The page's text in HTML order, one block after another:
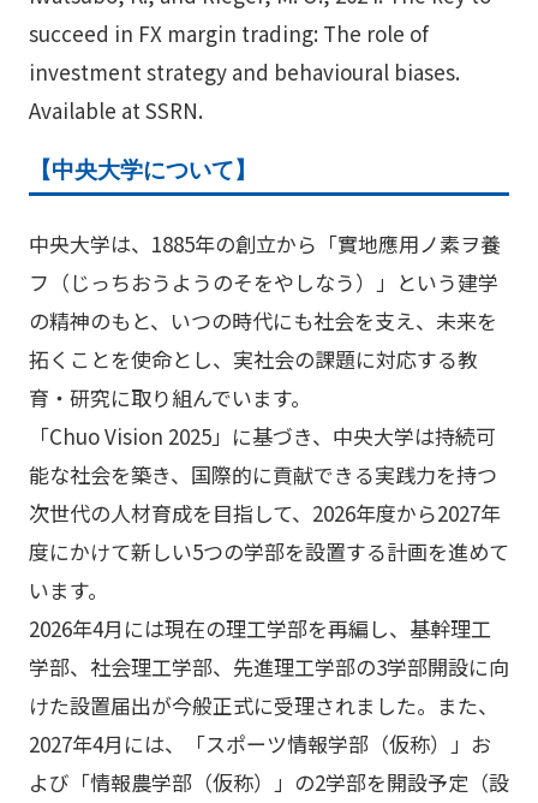
succeed in FX margin trading: The role of
investment strategy and behavioural biases.
Available at SSRN.
【中央大学について】
中央大学は、1885年の創立から「實地應用ノ素ヲ養
フ（じっちおうようのそをやしなう）」という建学
の精神のもと、いつの時代にも社会を支え、未来を
拓くことを使命とし、実社会の課題に対応する教
育・研究に取り組んでいます。
「Chuo Vision 2025」に基づき、中央大学は持続可
能な社会を築き、国際的に貢献できる実践力を持つ
次世代の人材育成を目指して、2026年度から2027年
度にかけて新しい5つの学部を設置する計画を進めて
います。
2026年4月には現在の理工学部を再編し、基幹理工
学部、社会理工学部、先進理工学部の3学部開設に向
けた設置届出が今般正式に受理されました。また、
2027年4月には、「スポーツ情報学部（仮称）」お
よび「情報農学部（仮称）」の2学部を開設予定（設